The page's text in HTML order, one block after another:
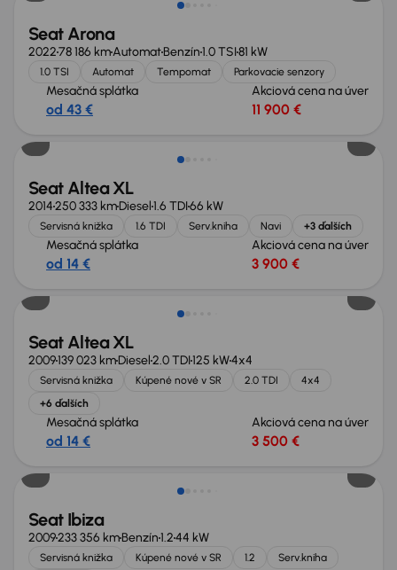
Seat Arona
202278 186 kmAutomatBenzín1.0 TSI81 kW
1.0 TSI Automat Tempomat Parkovacie senzory
Mesačná splátka
od 43 €
Akciová cena na úver
11 900 €
Zlacnené o 700 €
Seat Altea XL
2014250 333 kmDiesel1.6 TDI66 kW
Servisná knižka 1.6 TDI Serv.kniha Navi +3 ďalších
Mesačná splátka
od 14 €
Akciová cena na úver
3 900 €
Zlacnené o 1 200 €
Seat Altea XL
2009139 023 kmDiesel2.0 TDI125 kW4x4
Servisná knižka Kúpené nové v SR 2.0 TDI
4x4
+6 ďalších
Mesačná splátka
od 14 €
Akciová cena na úver
3 500 €
Seat Ibiza
2009233 356 kmBenzín1.244 kW
Servisná knižka Kúpené nové v SR 1.2
Serv.kniha